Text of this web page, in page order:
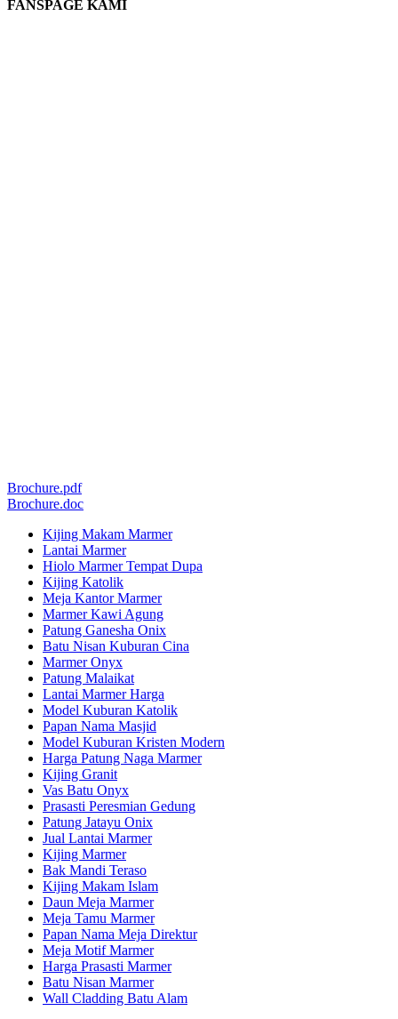
FANSPAGE KAMI
Brochure.pdf
Brochure.doc
Kijing Makam Marmer
Lantai Marmer
Hiolo Marmer Tempat Dupa
Kijing Katolik
Meja Kantor Marmer
Marmer Kawi Agung
Patung Ganesha Onix
Batu Nisan Kuburan Cina
Marmer Onyx
Patung Malaikat
Lantai Marmer Harga
Model Kuburan Katolik
Papan Nama Masjid
Model Kuburan Kristen Modern
Harga Patung Naga Marmer
Kijing Granit
Vas Batu Onyx
Prasasti Peresmian Gedung
Patung Jatayu Onix
Jual Lantai Marmer
Kijing Marmer
Bak Mandi Teraso
Kijing Makam Islam
Daun Meja Marmer
Meja Tamu Marmer
Papan Nama Meja Direktur
Meja Motif Marmer
Harga Prasasti Marmer
Batu Nisan Marmer
Wall Cladding Batu Alam